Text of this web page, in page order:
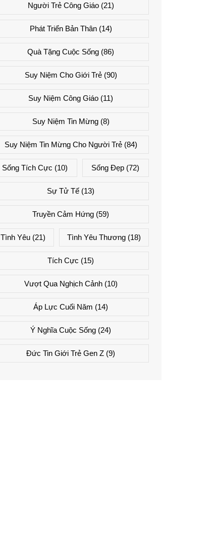
Người Trẻ Công Giáo(21)
Phát Triển Bản Thân(14)
Quà Tặng Cuộc Sống (86)
Suy Niệm Cho Giới Trẻ(90)
Suy Niệm Công Giáo (11)
Suy Niệm Tin Mừng(8)
Suy Niệm Tin Mừng Cho Người Trẻ(84)
Sống Tích Cực (10) Sống Đẹp (72)
Sự Tử Tế (13)
Truyền Cảm Hứng (59)
Tình Yêu (21) Tình Yêu Thương(18)
Tích Cực (15)
Vượt Qua Nghịch Cảnh(10)
Áp Lực Cuối Năm (14)
Ý Nghĩa Cuộc Sống (24)
Đức Tin Giới Trẻ Gen Z (9)